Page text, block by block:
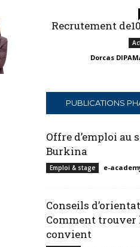
Recrutement
Dorcas
PUBLICATIONS
Offre d’emploi au
Burkina
Emploi & stage e-
Conseils
Comment trouver
convient